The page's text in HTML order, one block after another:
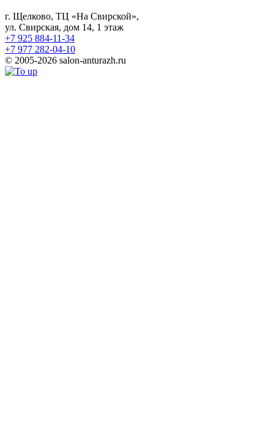
г. Щелково, ТЦ «На Свирской»,
ул. Свирская, дом 14, 1 этаж
+7 925 884-11-34
+7 977 282-04-10
© 2005-2026 salon-anturazh.ru